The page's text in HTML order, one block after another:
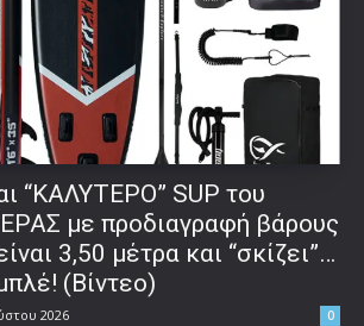
“ΚΑΛΥΤΕΡΟ” SUP του
με προδιαγραφή βάρους
3,50 μέτρα και “σκίζει”…
(Βίντεο)
2026 0